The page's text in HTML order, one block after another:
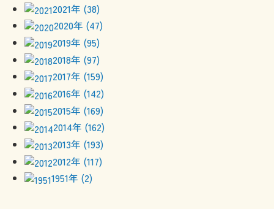
2021年 (38)
2020年 (47)
2019年 (95)
2018年 (97)
2017年 (159)
2016年 (142)
2015年 (169)
2014年 (162)
2013年 (193)
2012年 (117)
1951年 (2)